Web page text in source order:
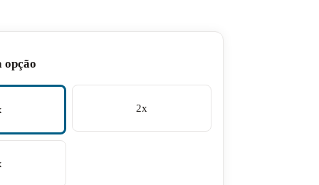
opção
2x